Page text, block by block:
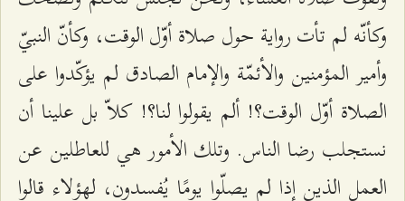
وكأنّه لم تأت رواية حول صلاة أوّل الوقت، وكأنّ النبيّ
وأمير المؤمنين والأئمّة والإمام الصادق لم يؤكّدوا على
الصلاة أوّل الوقت؟! ألم يقولوا لنا؟! كلاّ بل علينا أن
نستجلب رضا الناس. وتلك الأمور هي للعاطلين عن
العمل الذين إذا لم يصلّوا يومًا يُفسدون، لهؤلاء قالوا